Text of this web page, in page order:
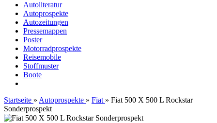
Autoliteratur
Autoprospekte
Autozeitungen
Pressemappen
Poster
Motorradprospekte
Reisemobile
Stoffmuster
Boote
Startseite » Autoprospekte » Fiat » Fiat 500 X 500 L Rockstar
Sonderprospekt